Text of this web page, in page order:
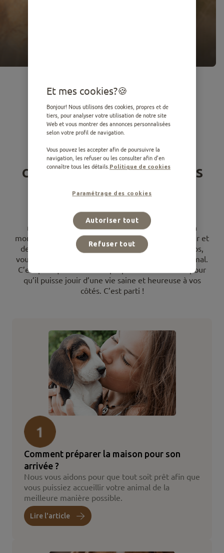
Vous venez d’adopter un
chiot ou vous l’avez depuis
très peu de temps ?
Nous vous souhaitons la bienvenue dans cette
merveilleuse aventure ! Adopter un chiot est un
moment magnifique qui vous apportera du bonheur et
des expériences inoubliables mais en même temps,
vous devrez être attentif aux besoins de votre animal.
C’est pourquoi nous vous proposons 10 conseils pour
qu’il puisse jouir d’une vie saine et heureuse à vos
côtés. C’est parti !
Comment préparer la maison pour son
arrivée ?
Nous vous aidons pour que tout soit prêt afin que
vous puissiez accueillir votre animal de la
meilleure manière possible.
Lire l'article
Et mes cookies?
Bonjour! Nous utilisons des cookies, propres et de
tiers, pour analyser votre utilisation de notre site
Web et vous montrer des annonces personnalisées
selon votre profil de navigation.
Vous pouvez les accepter afin de poursuivre la
navigation, les refuser ou les consulter afin d'en
connaître tous les détails.Politique de cookies
Paramétrage des cookies
Refuser tout
Autoriser tout